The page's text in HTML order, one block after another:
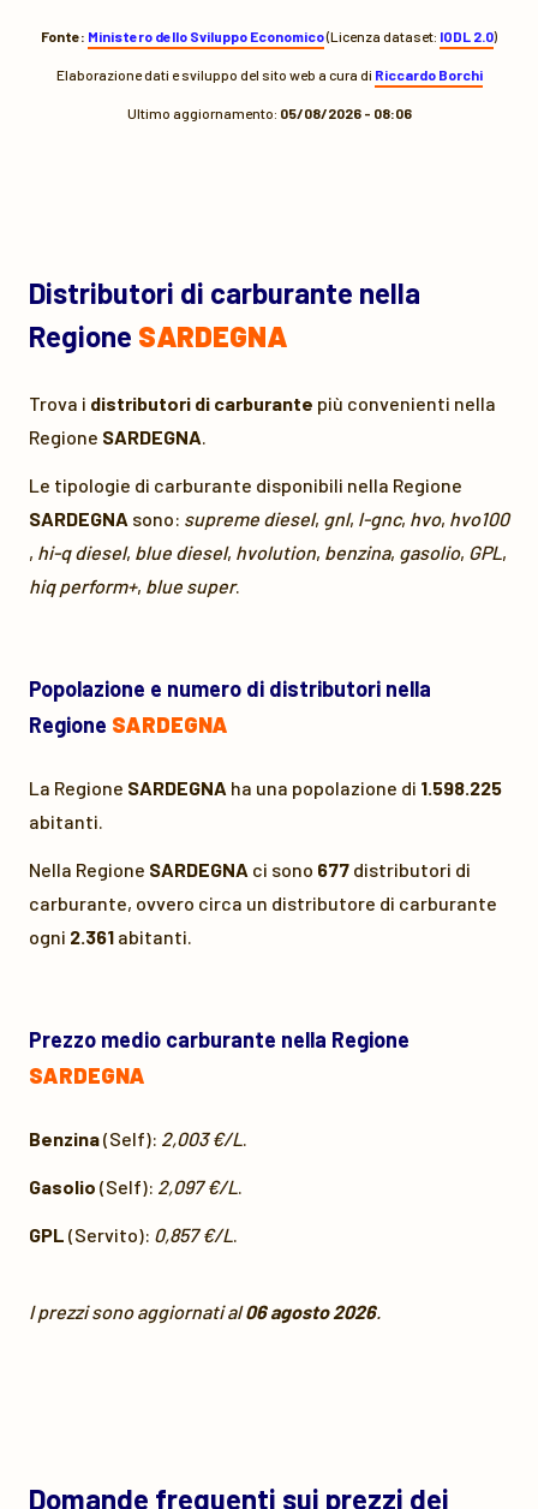
Fonte: Ministero dello Sviluppo Economico(Licenza dataset: IODL 2.0)
Elaborazione dati e sviluppo del sito web a cura di Riccardo Borchi
Ultimo aggiornamento: 05/08/2026 - 08:06
Distributori di carburante nella
Regione SARDEGNA
Trova i distributori di carburante più convenienti nella
Regione SARDEGNA.
Le tipologie di carburante disponibili nella Regione
SARDEGNA sono: supreme diesel, gnl, l-gnc, hvo, hvo100
, hi-q diesel, blue diesel, hvolution, benzina, gasolio, GPL,
hiq perform+, blue super.
Popolazione e numero di distributori nella
Regione SARDEGNA
La Regione SARDEGNA ha una popolazione di 1.598.225
abitanti.
Nella Regione SARDEGNA ci sono 677 distributori di
carburante, ovvero circa un distributore di carburante
ogni 2.361 abitanti.
Prezzo medio carburante nella Regione
SARDEGNA
Benzina(Self): 2,003 €/L.
Gasolio (Self): 2,097 €/L.
GPL (Servito): 0,857 €/L.
I prezzi sono aggiornati al06 agosto 2026.
Domande frequenti sui prezzi dei